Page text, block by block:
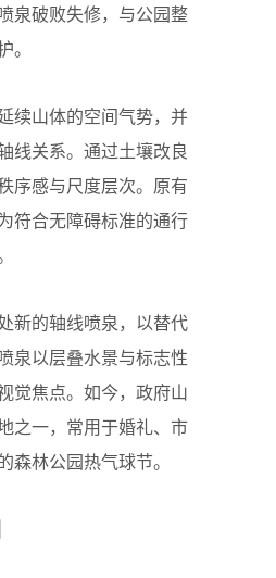
泉破败失修，与公园整
。
续山体的空间气势，并
线关系。通过土壤改良
序感与尺度层次。原有
符合无障碍标准的通行
新的轴线喷泉，以替代
泉以层叠水景与标志性
觉焦点。如今，政府山
之一，常用于婚礼、市
森林公园热气球节。